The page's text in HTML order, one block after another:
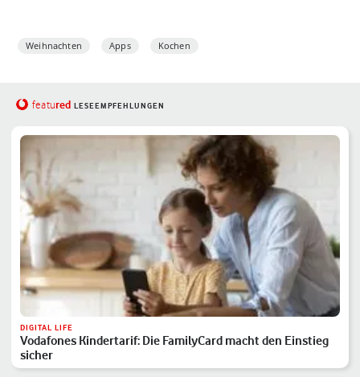
Weihnachten Apps Kochen
featured LESEEMPFEHLUNGEN
DIGITAL LIFE
Vodafones Kindertarif: Die FamilyCard macht den Einstieg
sicher